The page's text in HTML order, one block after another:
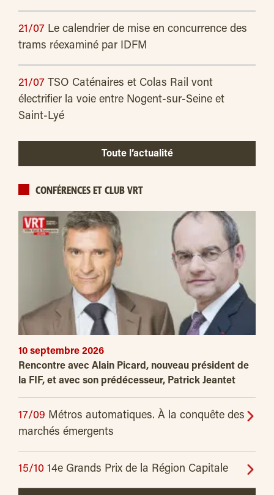
21/07 Le calendrier de mise en concurrence des
trams réexaminé par IDFM
21/07 TSO Caténaires et Colas Rail vont
électrifier la voie entre Nogent-sur-Seine et
Saint-Lyé
Toute l’actualité
CONFÉRENCES ET CLUB VRT
10 septembre 2026
Rencontre avec Alain Picard, nouveau président de
la FIF, et avec son prédécesseur, Patrick Jeantet
17/09 Métros automatiques. À la conquête des
marchés émergents
15/10 14e Grands Prix de la Région Capitale